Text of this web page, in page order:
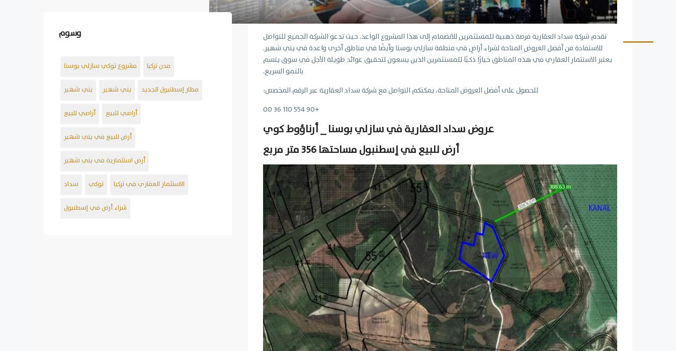
تقدم شركة سداد العقارية فرصة ذهبية للمستثمرين للانضمام إلى هذا المشروع الواعد. حيث تدعو الشركة الجميع للتواصل
للاستفادة من أفضل العروض المتاحة لشراء أراضٍ في منطقة سازلي بوسنا وأيضًا في مناطق أخرى واعدة في يني شهير.
يعتبر الاستثمار العقاري في هذه المناطق خيارًا ذكيًا للمستثمرين الذين يسعون لتحقيق عوائد طويلة الأجل في سوق يتسم
بالنمو السريع.
للحصول على أفضل العروض المتاحة، يمكنكم التواصل مع شركة سداد العقارية عبر الرقم المخصص:
+90 554 110 36 00
عروض سداد العقارية في سازلي بوسنا _ أرناؤوط كوي
أرض للبيع في إسطنبول مساحتها 356 متر مربع
وسوم
مدن تركيا مشروع توكي سازلي بوسنا
مطار إسطنبول الجديد يني شهير يني شهير
أراضي للبيع أراضي للبيع
أرض للبيع في يني شهير
أرض استثمارية في يني شهير
الاستثمار العقاري في تركيا توكي سداد
شراء أرض في إسطنبول